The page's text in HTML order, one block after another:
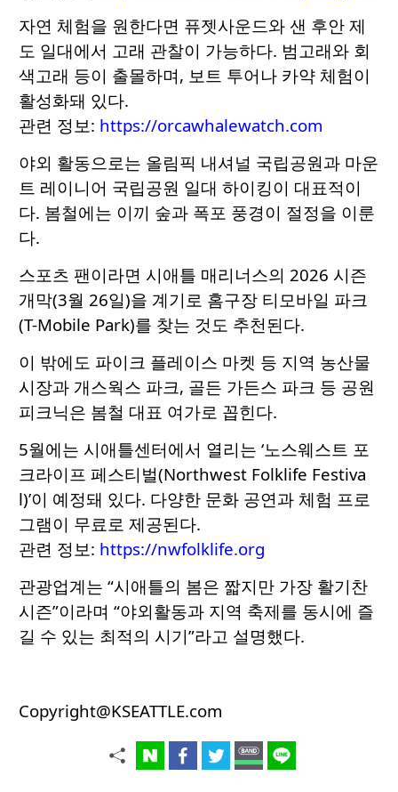
자연 체험을 원한다면 퓨젯사운드와 샌 후안 제
도 일대에서 고래 관찰이 가능하다. 범고래와 회
색고래 등이 출몰하며, 보트 투어나 카약 체험이
활성화돼 있다.
관련 정보: https://orcawhalewatch.com
야외 활동으로는 올림픽 내셔널 국립공원과 마운
트 레이니어 국립공원 일대 하이킹이 대표적이
다. 봄철에는 이끼 숲과 폭포 풍경이 절정을 이룬
다.
스포츠 팬이라면 시애틀 매리너스의 2026 시즌
개막(3월 26일)을 계기로 홈구장 티모바일 파크
(T-Mobile Park)를 찾는 것도 추천된다.
이 밖에도 파이크 플레이스 마켓 등 지역 농산물
시장과 개스웍스 파크, 골든 가든스 파크 등 공원
피크닉은 봄철 대표 여가로 꼽힌다.
5월에는 시애틀센터에서 열리는 ‘노스웨스트 포
크라이프 페스티벌(Northwest Folklife Festiva
l)’이 예정돼 있다. 다양한 문화 공연과 체험 프로
그램이 무료로 제공된다.
관련 정보: https://nwfolklife.org
관광업계는 “시애틀의 봄은 짧지만 가장 활기찬
시즌”이라며 “야외활동과 지역 축제를 동시에 즐
길 수 있는 최적의 시기”라고 설명했다.
Copyright@KSEATTLE.com